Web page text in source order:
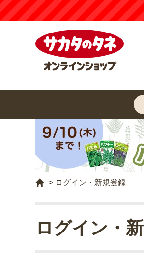
> ログイン・新規登録
ログイン・